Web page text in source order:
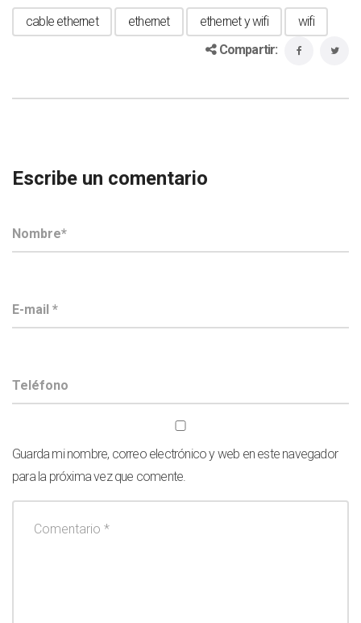
cable ethernet ethernet ethernet y wifi
wifi
Compartir:
Escribe un comentario
Guarda mi nombre, correo electrónico y web en este navegador
para la próxima vez que comente.